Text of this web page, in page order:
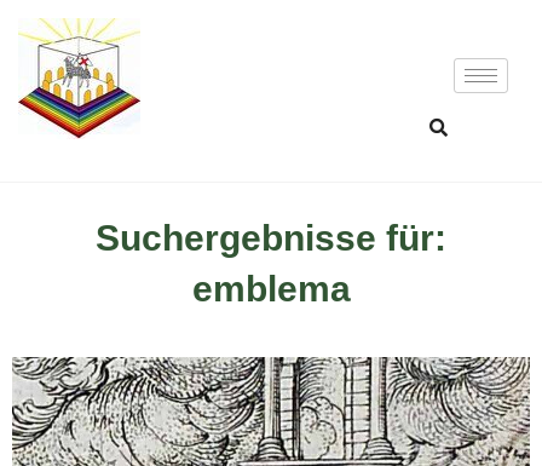
Suchergebnisse für:
emblema